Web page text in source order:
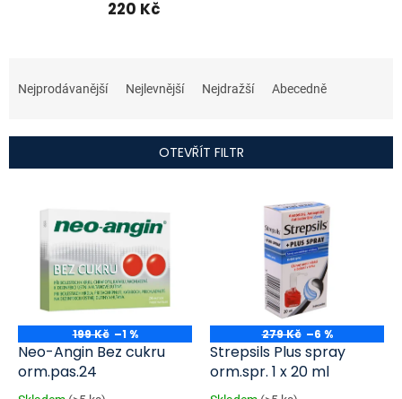
220 Kč
a
í
ů
Nejprodávanější Nejlevnější Nejdražší Abecedně
OTEVŘÍT FILTR
o
d
u
199 Kč –1 %
Neo-Angin Bez cukru
orm.pas.24
279 Kč –6 %
Strepsils Plus spray
orm.spr. 1 x 20 ml